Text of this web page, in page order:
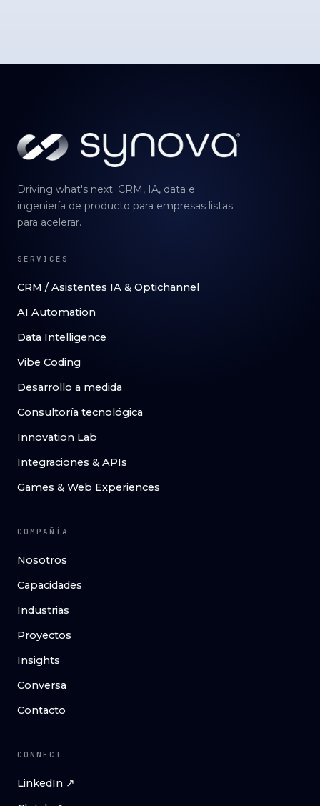
Driving what's next. CRM, IA, data e
ingeniería de producto para empresas listas
para acelerar.
SERVICES
CRM / Asistentes IA & Optichannel
AI Automation
Data Intelligence
Vibe Coding
Desarrollo a medida
Consultoría tecnológica
Innovation Lab
Integraciones & APIs
Games & Web Experiences
COMPAÑÍA
Nosotros
Capacidades
Industrias
Proyectos
Insights
Conversa
Contacto
CONNECT
LinkedIn ↗